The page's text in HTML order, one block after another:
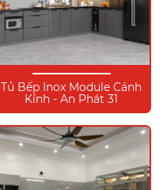
Tủ Bếp Inox Module Cánh
Kính - An Phát 31